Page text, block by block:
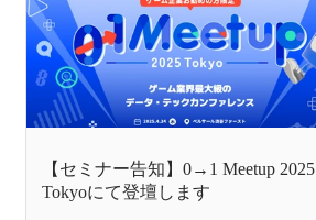
【セミナー告知】0→1 Meetup 2025
Tokyoにて登壇します